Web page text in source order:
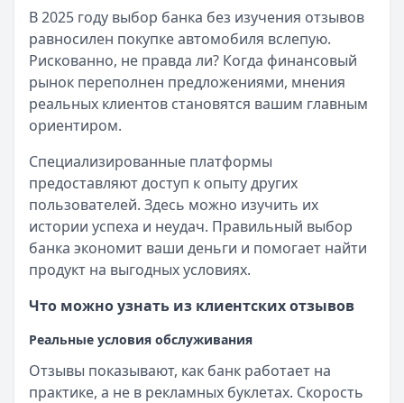
В 2025 году выбор банка без изучения отзывов
равносилен покупке автомобиля вслепую.
Рискованно, не правда ли? Когда финансовый
рынок переполнен предложениями, мнения
реальных клиентов становятся вашим главным
ориентиром.
Специализированные платформы
предоставляют доступ к опыту других
пользователей. Здесь можно изучить их
истории успеха и неудач. Правильный выбор
банка экономит ваши деньги и помогает найти
продукт на выгодных условиях.
Что можно узнать из клиентских отзывов
Реальные условия обслуживания
Отзывы показывают, как банк работает на
практике, а не в рекламных буклетах. Скорость